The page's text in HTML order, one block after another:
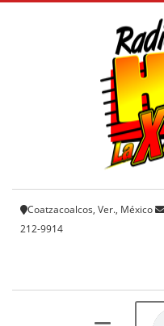
Coatzacoalcos, Ver., México
212-9914